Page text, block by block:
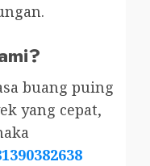
buang puing
yang cepat,